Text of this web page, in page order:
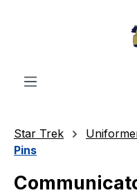
Star Trek
Pins